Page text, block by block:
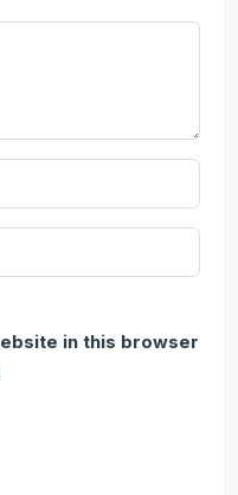
in this browser